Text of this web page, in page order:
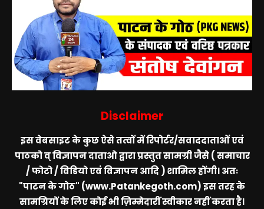
Disclaimer
इस वेबसाइट के कुछ ऐसे तत्वों में रिपोर्टर/सवाददाताओं एवं
पाठको व् विज्ञापन दाताओ द्वारा प्रस्तुत सामग्री जैसे ( समाचार
/ फोटो / विडियो एवं विज्ञापन आदि ) शामिल होंगी। अतः
"पाटन के गोठ" (www.Patankegoth.com)इस तरह के
सामग्रियों के लिए कोई भी ज़िम्मेदारीं स्वीकार नहीं करता है।